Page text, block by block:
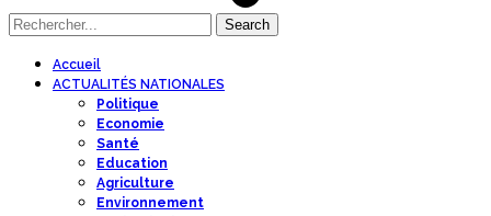
Accueil
ACTUALITÉS NATIONALES
Politique
Economie
Santé
Education
Agriculture
Environnement